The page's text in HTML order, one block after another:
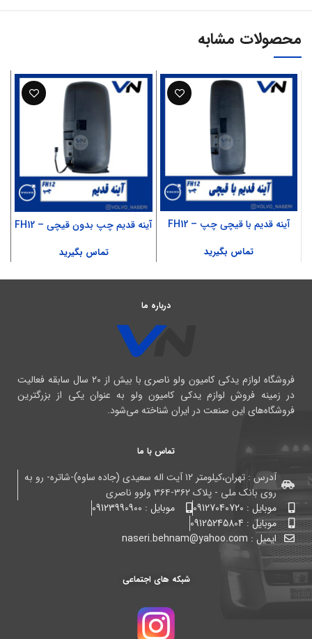
محصولات مشابه
آینه قدیم با قیچی چپ – FH12
تماس بگیرید
آینه قدیم چپ بدون قیچی – FH12
تماس بگیرید
درباره ما
فروشگاه لوازم یدکی کامیون ولو ناصری با بیش از ۲۰ سال سابقه فعالیت
در زمینه فروش لوازم یدکی کامیون ولو به عنوان یکی از بزرگترین
فروشگاه‌های این صنعت در ایران شناخته می‌شود.
تماس با ما
آدرس : تهران،کیلومتر ۱۲ آیت اله سعیدی (جاده ساوه)-شاتره- رو به
روی بانک ملی - پلاک ۳۶۲-۳۶۴ ولوو ناصری
موبایل : 09127040720
موبایل : 09123990900
موبایل : 09125245804
ایمیل : naseri.behnam@yahoo.com
شبکه های اجتماعی